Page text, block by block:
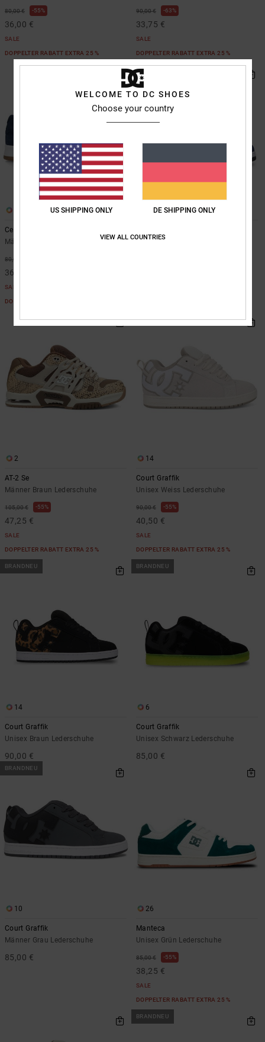
80,00 € 55%
36,00 €
SALE
DOPPELTER RABATT EXTRA 25 %
90,00 € 63%
33,75 €
SALE
DOPPELTER RABATT EXTRA 25 %
Central
Männer Blau Lederschuhe
80,00 €
36,00 €
SALE
DOPPELTER RABATT EXTRA 25 %
Unisex Blau Lederschuhe
2
AT-2 Se
Männer Braun Lederschuhe
105,00 € 55%
47,25 €
SALE
DOPPELTER RABATT EXTRA 25 %
14
Court Graffik
Unisex Weiss Lederschuhe
90,00 € 55%
40,50 €
SALE
DOPPELTER RABATT EXTRA 25 %
BRANDNEU
14
Court Graffik
Unisex Braun Lederschuhe
90,00 €
BRANDNEU
6
Court Graffik
Unisex Schwarz Lederschuhe
85,00 €
BRANDNEU
10
Court Graffik
Männer Grau Lederschuhe
85,00 €
26
Manteca
Unisex Grün Lederschuhe
85,00 € 55%
38,25 €
SALE
DOPPELTER RABATT EXTRA 25 %
BRANDNEU
WELCOME TO DC SHOES
Choose your country
US SHIPPING ONLY DE SHIPPING ONLY
VIEW ALL COUNTRIES